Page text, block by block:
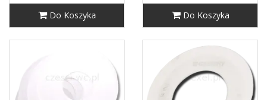
Do Koszyka Do Koszyka